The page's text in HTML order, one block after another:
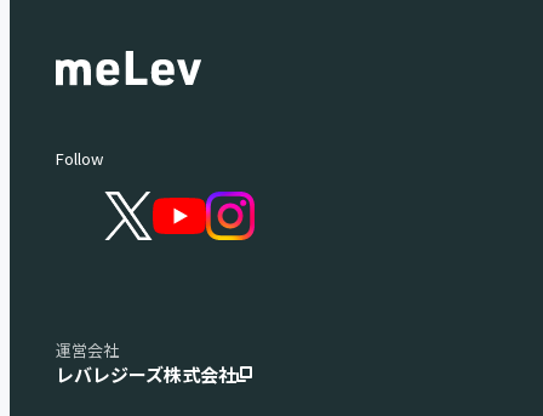
Follow
運営会社
レバレジーズ株式会社